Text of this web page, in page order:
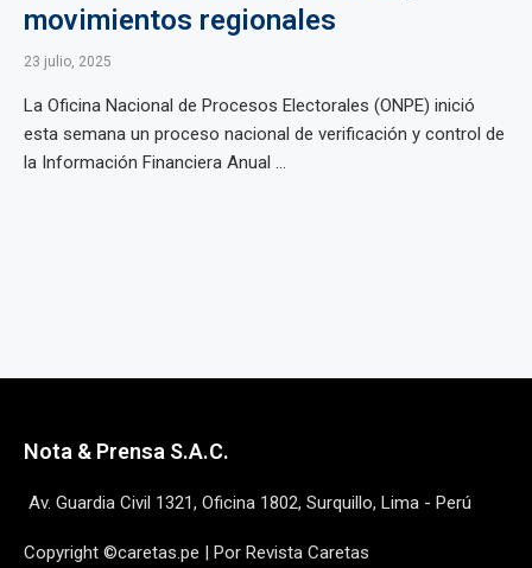
movimientos regionales
23 julio, 2025
La Oficina Nacional de Procesos Electorales (ONPE) inició
esta semana un proceso nacional de verificación y control de
la Información Financiera Anual ...
Nota & Prensa S.A.C.
Av. Guardia Civil 1321, Oficina 1802, Surquillo, Lima - Perú
Copyright ©caretas.pe | Por Revista Caretas